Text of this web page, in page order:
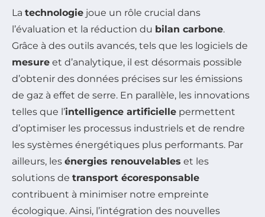
La technologie joue un rôle crucial dans
l’évaluation et la réduction du bilan carbone.
Grâce à des outils avancés, tels que les logiciels de
mesure et d’analytique, il est désormais possible
d’obtenir des données précises sur les émissions
de gaz à effet de serre. En parallèle, les innovations
telles que l’intelligence artificielle permettent
d’optimiser les processus industriels et de rendre
les systèmes énergétiques plus performants. Par
ailleurs, les énergies renouvelables et les
solutions de transport écoresponsable
contribuent à minimiser notre empreinte
écologique. Ainsi, l’intégration des nouvelles